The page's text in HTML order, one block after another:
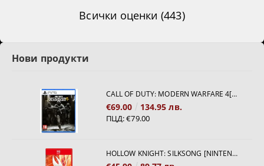
Всички оценки (443)
Нови продукти
CALL OF DUTY: MODERN WARFARE 4[PS5]
€69.00 134.95 лв.
ПЦД:€79.00
HOLLOW KNIGHT: SILKSONG [NINTENDO SWITCH 2]